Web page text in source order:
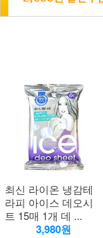
최신 라이온 냉감테
라피 아이스 데오시
트 15매 1개 데 ...
3,980원